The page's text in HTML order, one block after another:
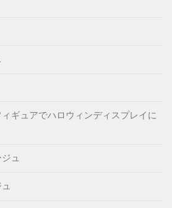
ギュアでハロウィンディスプレイに
ュ